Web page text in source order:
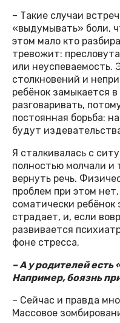
– Такие случаи
«выдумывать» боли,
этом мало кто
тревожит:
или неуспеваемость.
столкновений и
ребёнок замыкается
разговаривать,
постоянная борьба:
будут
Я сталкивалась с
полностью молчали и
вернуть речь.
проблем при этом
соматически ребёнок
страдает, и, если
развивается
фоне стресса.
– А у родителей
Например, боязнь
– Сейчас и правда
Массовое